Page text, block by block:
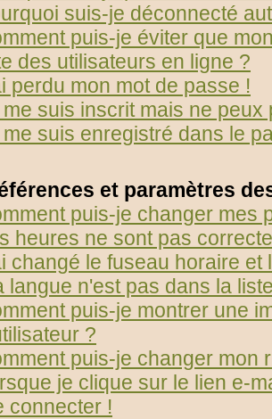
suis-je déconnecté
puis-je éviter que
des utilisateurs en ligne ?
perdu mon mot de passe !
suis inscrit mais ne peux
suis enregistré dans le
et paramètres
puis-je changer mes
heures ne sont pas
changé le fuseau horaire
langue n'est pas dans la
puis-je montrer une
?
puis-je changer mon
je clique sur le lien e-
connecter !